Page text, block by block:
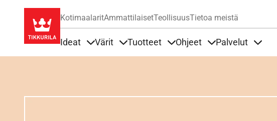
KotimaalaritAmmattilaisetTeollisuusTietoa meistä
Ideat Värit Tuotteet Ohjeet Palvelut